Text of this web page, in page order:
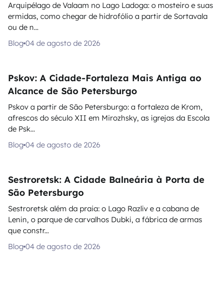
Arquipélago de Valaam no Lago Ladoga: o mosteiro e suas
ermidas, como chegar de hidrofólio a partir de Sortavala
ou de n...
Blog 04 de agosto de 2026
Pskov: A Cidade-Fortaleza Mais Antiga ao
Alcance de São Petersburgo
Pskov a partir de São Petersburgo: a fortaleza de Krom,
afrescos do século XII em Mirozhsky, as igrejas da Escola
de Psk...
Blog 04 de agosto de 2026
Sestroretsk: A Cidade Balneária à Porta de
São Petersburgo
Sestroretsk além da praia: o Lago Razliv e a cabana de
Lenin, o parque de carvalhos Dubki, a fábrica de armas
que constr...
Blog 04 de agosto de 2026